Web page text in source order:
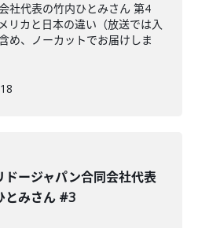
社代表の竹内ひとみさん 第4
リカと日本の違い（放送では入
め、ノーカットでお届けしま
ドージャパン合同会社代表
とみさん #3